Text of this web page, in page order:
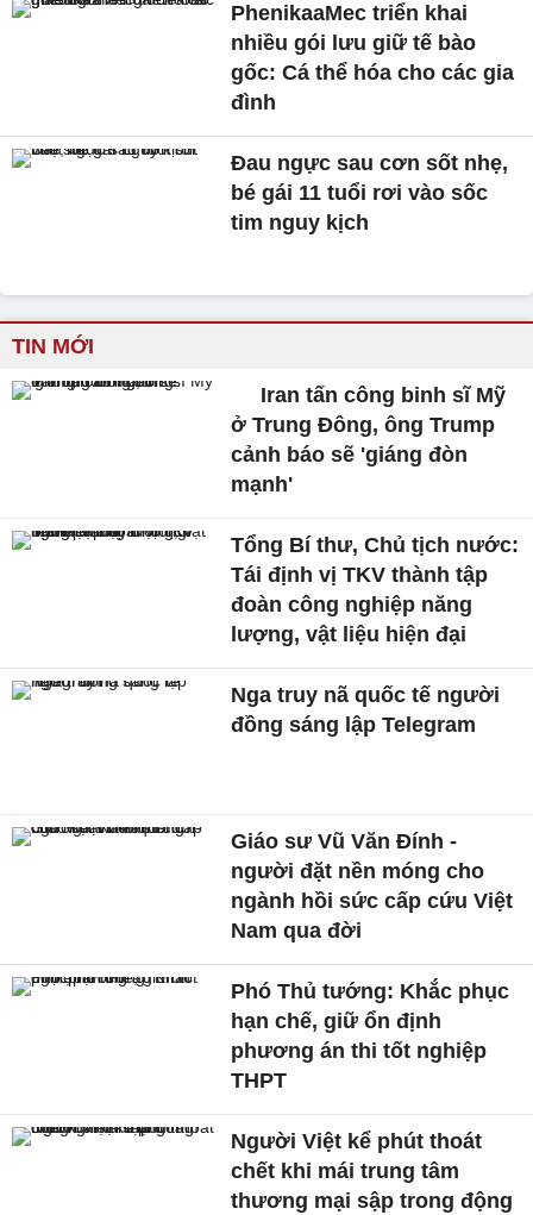
PhenikaaMec triển khai
nhiều gói lưu giữ tế bào
gốc: Cá thể hóa cho các gia
đình
Đau ngực sau cơn sốt nhẹ,
bé gái 11 tuổi rơi vào sốc
tim nguy kịch
TIN MỚI
Iran tấn công binh sĩ Mỹ
ở Trung Đông, ông Trump
cảnh báo sẽ 'giáng đòn
mạnh'
Tổng Bí thư, Chủ tịch nước:
Tái định vị TKV thành tập
đoàn công nghiệp năng
lượng, vật liệu hiện đại
Nga truy nã quốc tế người
đồng sáng lập Telegram
Giáo sư Vũ Văn Đính -
người đặt nền móng cho
ngành hồi sức cấp cứu Việt
Nam qua đời
Phó Thủ tướng: Khắc phục
hạn chế, giữ ổn định
phương án thi tốt nghiệp
THPT
Người Việt kể phút thoát
chết khi mái trung tâm
thương mại sập trong động